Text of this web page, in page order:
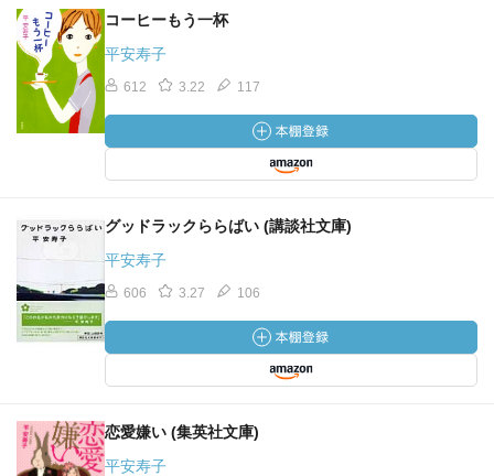
コーヒーもう一杯
平安寿子
612 3.22 117
グッドラックららばい (講談社文庫)
平安寿子
606 3.27 106
恋愛嫌い (集英社文庫)
平安寿子